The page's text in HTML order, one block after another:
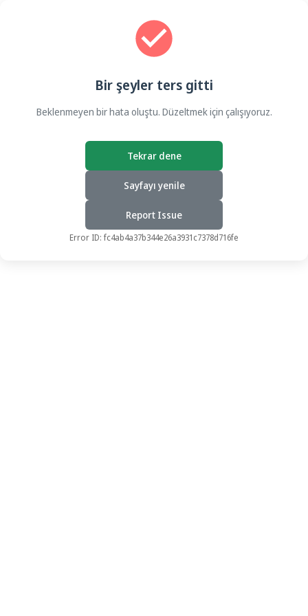
Bir şeyler ters gitti
Beklenmeyen bir hata oluştu. Düzeltmek için çalışıyoruz.
Tekrar dene
Sayfayı yenile
Report Issue
Error ID: fc4ab4a37b344e26a3931c7378d716fe